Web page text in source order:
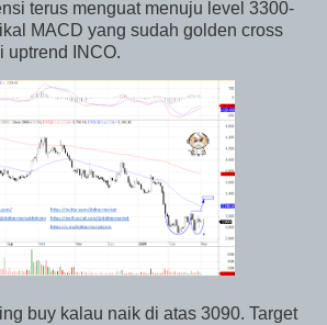
terus menguat menuju level 3300-
MACD yang sudah golden cross
uptrend INCO.
buy kalau naik di atas 3090. Target